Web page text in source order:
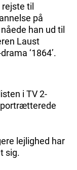
til
på
han ud til
Laust
‘1864’.
i TV 2-
portrætterede
lejlighed har
sig.